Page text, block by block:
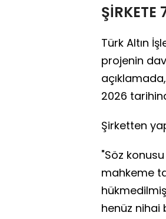
ŞİRKETE
Türk Altın
projenin
2026
Şirketten
"Söz
mahkeme
henüz nihai